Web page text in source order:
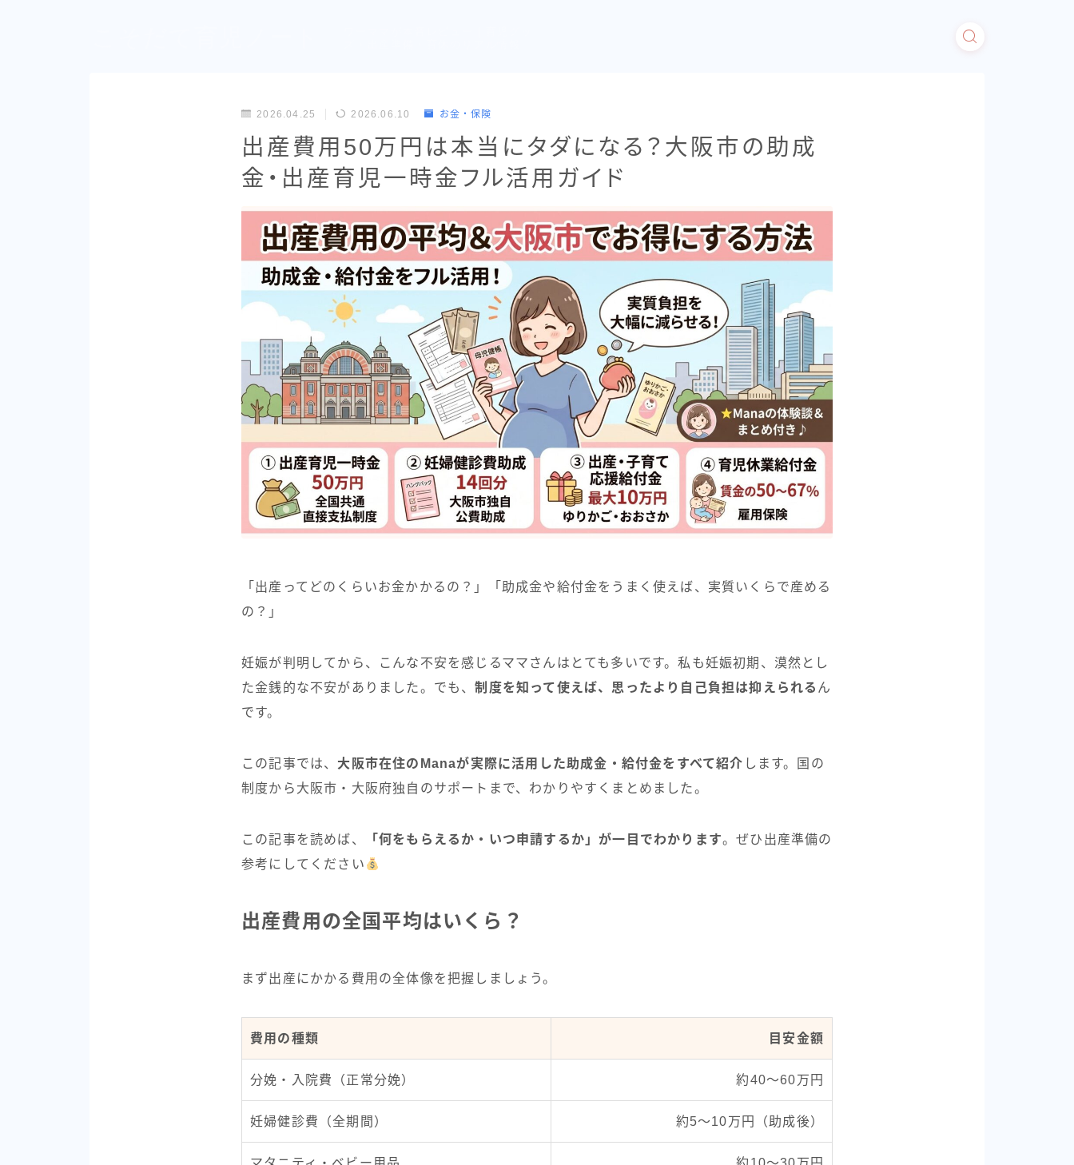
2026.04.25 2026.06.10 お金・保険
出産費用50万円は本当にタダになる？大阪市の助成
金・出産育児一時金フル活用ガイド
「出産ってどのくらいお金かかるの？」「助成金や給付金をうまく使えば、実質いくらで産める
の？」
妊娠が判明してから、こんな不安を感じるママさんはとても多いです。私も妊娠初期、漠然とし
た金銭的な不安がありました。でも、制度を知って使えば、思ったより自己負担は抑えられる ん
です。
この記事では、 大阪市在住のManaが実際に活用した助成金・給付金をすべて紹介 します。国の
制度から大阪市・大阪府独自のサポートまで、わかりやすくまとめました。
この記事を読めば、 「何をもらえるか・いつ申請するか」が一目でわかります。ぜひ出産準備の
参考にしてください
出産費用の全国平均はいくら？
まず出産にかかる費用の全体像を把握しましょう。
費用の種類 目安金額
分娩・入院費（正常分娩） 約40〜60万円
妊婦健診費（全期間） 約5〜10万円（助成後）